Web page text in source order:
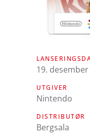
19.
UTGIVER
Nintendo
DISTRIBUTØR
Bergsala